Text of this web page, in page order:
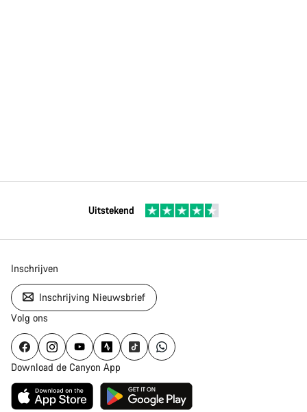
Uitstekend
Inschrijven
Inschrijving Nieuwsbrief
Volg ons
Download de Canyon App